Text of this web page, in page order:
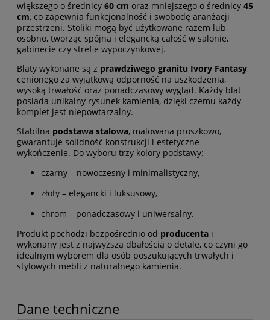
większego o średnicy 60 cm oraz mniejszego o średnicy 45
cm, co zapewnia funkcjonalność i swobodę aranżacji
przestrzeni. Stoliki mogą być użytkowane razem lub
osobno, tworząc spójną i elegancką całość w salonie,
gabinecie czy strefie wypoczynkowej.
Blaty wykonane są z prawdziwego granitu Ivory Fantasy,
cenionego za wyjątkową odporność na uszkodzenia,
wysoką trwałość oraz ponadczasowy wygląd. Każdy blat
posiada unikalny rysunek kamienia, dzięki czemu każdy
komplet jest niepowtarzalny.
Stabilna podstawa stalowa, malowana proszkowo,
gwarantuje solidność konstrukcji i estetyczne
wykończenie. Do wyboru trzy kolory podstawy:
czarny – nowoczesny i minimalistyczny,
złoty – elegancki i luksusowy,
chrom – ponadczasowy i uniwersalny.
Produkt pochodzi bezpośrednio od producenta i
wykonany jest z najwyższą dbałością o detale, co czyni go
idealnym wyborem dla osób poszukujących trwałych i
stylowych mebli z naturalnego kamienia.
Dane techniczne